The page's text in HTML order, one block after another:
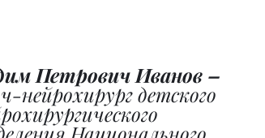
Петрович Иванов –
нейрохирург детского